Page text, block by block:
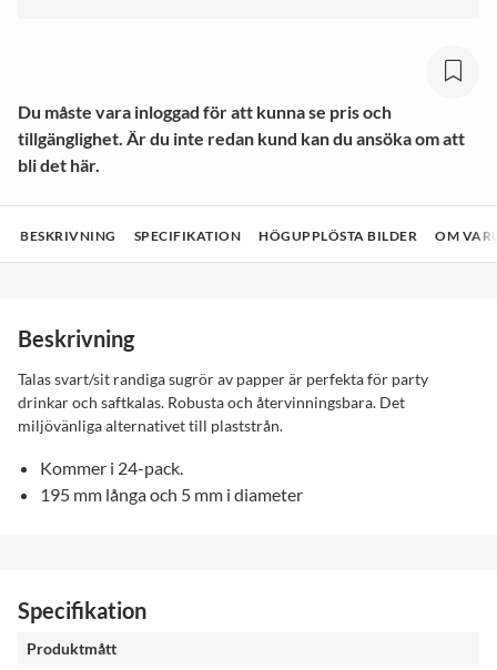
Du måste vara inloggad för att kunna se pris och
tillgänglighet. Är du inte redan kund kan du ansöka om att
bli det här.
BESKRIVNING SPECIFIKATION HÖGUPPLÖSTA BILDER OM
Beskrivning
Talas svart/sit randiga sugrör av papper är perfekta för party
drinkar och saftkalas. Robusta och återvinningsbara. Det
miljövänliga alternativet till plaststrån.
Kommer i 24-pack.
195 mm långa och 5 mm i diameter
Specifikation
Produktmått